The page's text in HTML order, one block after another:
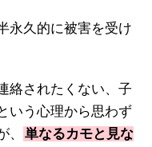
永久的に被害を受け
絡されたくない、子
いう心理から思わず
単なるカモと見な